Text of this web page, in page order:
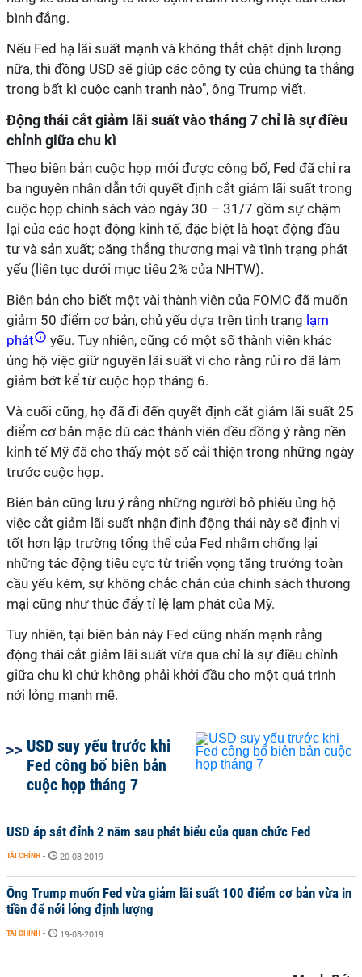
bình đẳng.
Nếu Fed hạ lãi suất mạnh và không thắt chặt định lượng
nữa, thì đồng USD sẽ giúp các công ty của chúng ta thắng
trong bất kì cuộc cạnh tranh nào", ông Trump viết.
Động thái cắt giảm lãi suất vào tháng 7 chỉ là sự điều
chỉnh giữa chu kì
Theo biên bản cuộc họp mới được công bố, Fed đã chỉ ra
ba nguyên nhân dẫn tới quyết định cắt giảm lãi suất trong
cuộc họp chính sách vào ngày 30 – 31/7 gồm sự chậm
lại của các hoạt động kinh tế, đặc biệt là hoạt động đầu
tư và sản xuất; căng thẳng thương mại và tình trạng phát
yếu (liên tục dưới mục tiêu 2% của NHTW).
Biên bản cho biết một vài thành viên của FOMC đã muốn
giảm 50 điểm cơ bản, chủ yếu dựa trên tình trạng lạm
phát
yếu. Tuy nhiên, cũng có một số thành viên khác
ủng hộ việc giữ nguyên lãi suất vì cho rằng rủi ro đã làm
giảm bớt kể từ cuộc họp tháng 6.
Và cuối cũng, họ đã đi đến quyết định cắt giảm lãi suất 25
điểm cơ bản mặc dù các thành viên đều đồng ý rằng nền
kinh tế Mỹ đã cho thấy một số cải thiện trong những ngày
trước cuộc họp.
Biên bản cũng lưu ý rằng những người bỏ phiếu ủng hộ
việc cắt giảm lãi suất nhận định động thái này sẽ định vị
tốt hơn lập trường tổng thể của Fed nhằm chống lại
những tác động tiêu cực từ triển vọng tăng trưởng toàn
cầu yếu kém, sự không chắc chắn của chính sách thương
mại cũng như thúc đẩy tỉ lệ lạm phát của Mỹ.
Tuy nhiên, tại biên bản này Fed cũng nhấn mạnh rằng
động thái cắt giảm lãi suất vừa qua chỉ là sự điều chỉnh
giữa chu kì chứ không phải khởi đầu cho một quá trình
nới lỏng mạnh mẽ.
USD suy yếu trước khi
Fed công bố biên bản
cuộc họp tháng 7
USD áp sát đỉnh 2 năm sau phát biểu của quan chức Fed
TÀI CHÍNH - 20-08-2019
Ông Trump muốn Fed vừa giảm lãi suất 100 điểm cơ bản vừa in
tiền để nới lỏng định lượng
TÀI CHÍNH - 19-08-2019